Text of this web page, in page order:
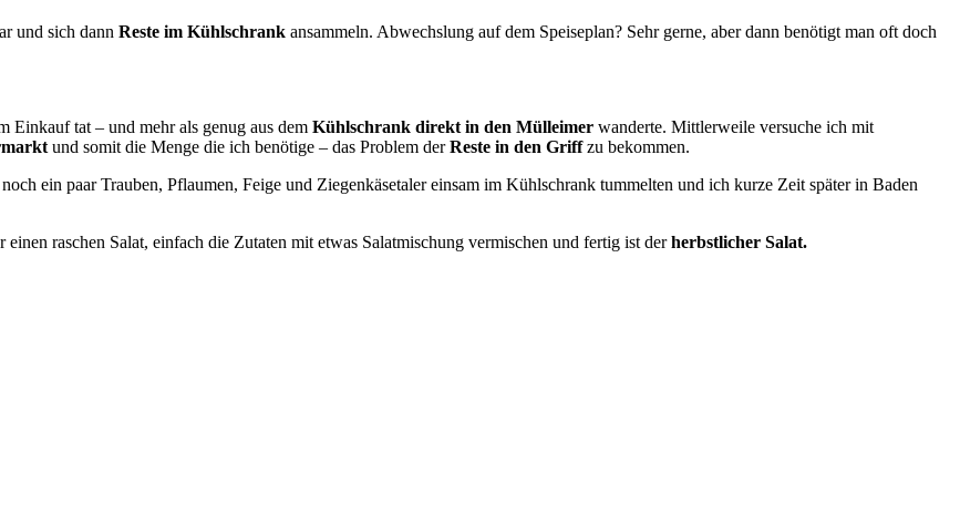
und sich dann Reste im Kühlschrank ansammeln. Abwechslung auf dem Speiseplan? Sehr gerne, aber dann benötigt man oft doch
Einkauf tat – und mehr als genug aus dem Kühlschrank direkt in den Mülleimer wanderte. Mittlerweile versuche ich mit
und somit die Menge die ich benötige – das Problem derReste in den Griffzu bekommen.
ein paar Trauben, Pflaumen, Feige und Ziegenkäsetaler einsam im Kühlschrank tummelten und ich kurze Zeit später in Baden
raschen Salat, einfach die Zutaten mit etwas Salatmischung vermischen und fertig ist derherbstlicher Salat.